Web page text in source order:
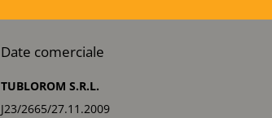
Date comerciale
TUBLOROM S.R.L.
J23/2665/27.11.2009